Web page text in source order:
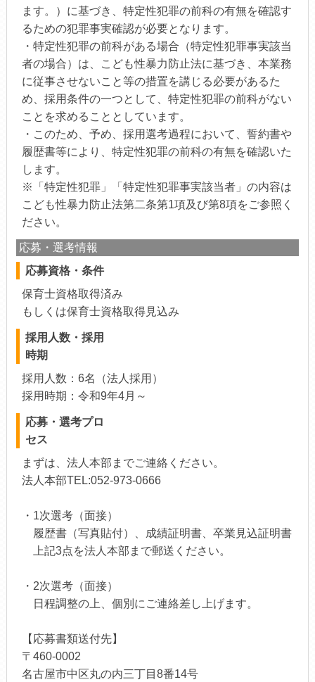
ます。）に基づき、特定性犯罪の前科の有無を確認す
るための犯罪事実確認が必要となります。
・特定性犯罪の前科がある場合（特定性犯罪事実該当
者の場合）は、こども性暴力防止法に基づき、本業務
に従事させないこと等の措置を講じる必要があるた
め、採用条件の一つとして、特定性犯罪の前科がない
ことを求めることとしています。
・このため、予め、採用選考過程において、誓約書や
履歴書等により、特定性犯罪の前科の有無を確認いた
します。
※「特定性犯罪」「特定性犯罪事実該当者」の内容は
こども性暴力防止法第二条第1項及び第8項をご参照く
ださい。
応募・選考情報
応募資格・条件
保育士資格取得済み
もしくは保育士資格取得見込み
採用人数・採用
時期
採用人数：6名（法人採用）
採用時期：令和9年4月～
応募・選考プロ
セス
まずは、法人本部までご連絡ください。
法人本部TEL:052-973-0666
・1次選考（面接）
履歴書（写真貼付）、成績証明書、卒業見込証明書
上記3点を法人本部まで郵送ください。
・2次選考（面接）
日程調整の上、個別にご連絡差し上げます。
【応募書類送付先】
〒460-0002
名古屋市中区丸の内三丁目8番14号